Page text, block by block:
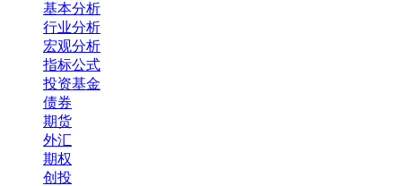
基本分析
行业分析
宏观分析
指标公式
投资基金
债券
期货
外汇
期权
创投